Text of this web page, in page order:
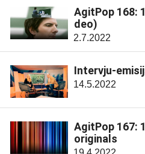
AgitPop 168:
deo)
2.7.2022
Intervju-
14.5.2022
AgitPop 167:
originals